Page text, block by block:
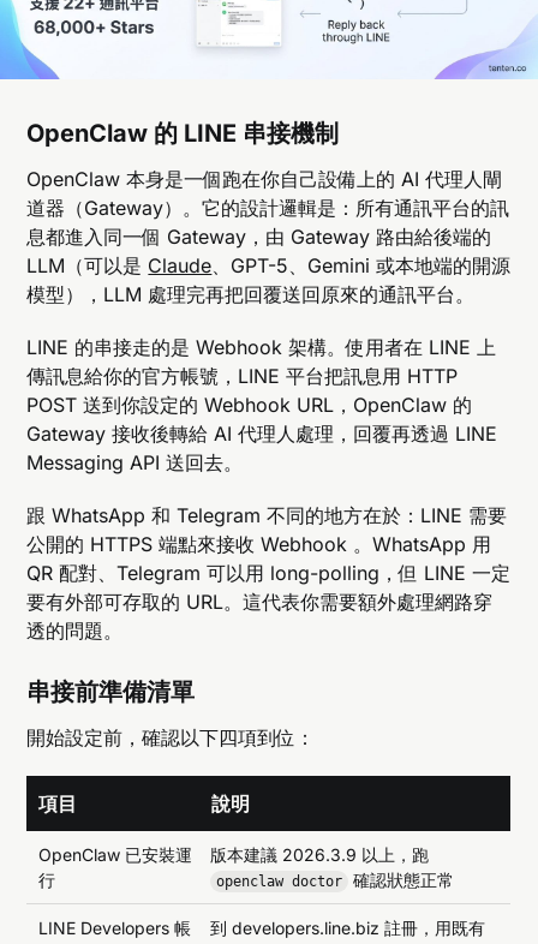
OpenClaw 的 LINE 串接機制
OpenClaw 本身是一個跑在你自己設備上的 AI 代理人閘
道器（Gateway）。它的設計邏輯是：所有通訊平台的訊
息都進入同一個 Gateway，由 Gateway 路由給後端的
LLM（可以是 Claude 、GPT-5、Gemini 或本地端的開源
模型），LLM 處理完再把回覆送回原來的通訊平台。
LINE 的串接走的是 Webhook 架構。使用者在 LINE 上
傳訊息給你的官方帳號，LINE 平台把訊息用 HTTP
POST 送到你設定的 Webhook URL，OpenClaw 的
Gateway 接收後轉給 AI 代理人處理，回覆再透過 LINE
Messaging API 送回去。
跟 WhatsApp 和 Telegram 不同的地方在於：LINE 需要
公開的 HTTPS 端點來接收 Webhook 。WhatsApp 用
QR 配對、Telegram 可以用 long-polling，但 LINE 一定
要有外部可存取的 URL。這代表你需要額外處理網路穿
透的問題。
串接前準備清單
開始設定前，確認以下四項到位：
項目 說明
OpenClaw 已安裝運
行
版本建議 2026.3.9 以上，跑
openclaw doctor 確認狀態正常
LINE Developers 帳
到 developers.line.biz 註冊，用既有